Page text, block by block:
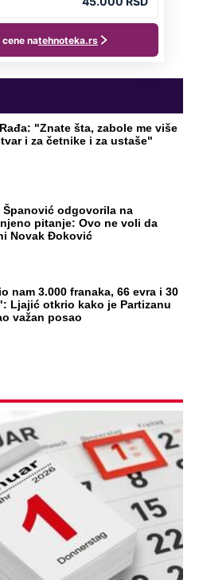
početkom 2026.
sebi mini odmor od
dana
UBICE
SRBE, A
KAO HEROJA KNINA: